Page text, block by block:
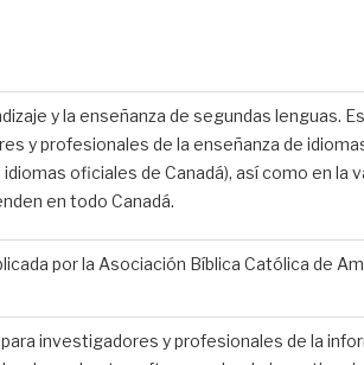
y la enseñanza de segundas lenguas.
y profesionales de la enseñanza de
oficiales de Canadá), así como en la
en todo Canadá.
por la Asociación Bíblica Católica de
investigadores y profesionales de la